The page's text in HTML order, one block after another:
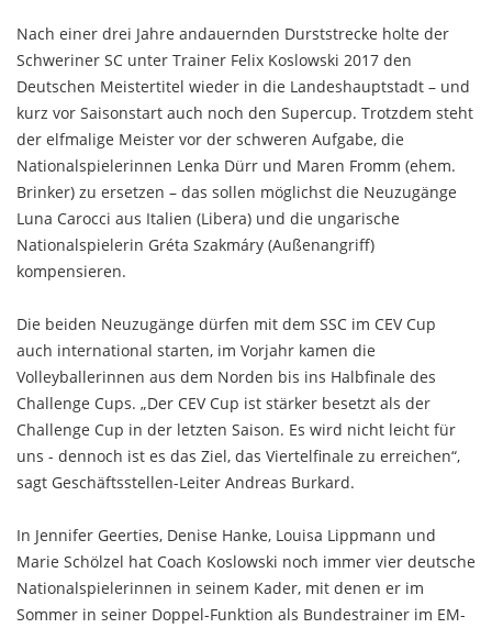
Nach einer drei Jahre andauernden Durststrecke holte der
Schweriner SC unter Trainer Felix Koslowski 2017 den
Deutschen Meistertitel wieder in die Landeshauptstadt – und
kurz vor Saisonstart auch noch den Supercup. Trotzdem steht
der elfmalige Meister vor der schweren Aufgabe, die
Nationalspielerinnen Lenka Dürr und Maren Fromm (ehem.
Brinker) zu ersetzen – das sollen möglichst die Neuzugänge
Luna Carocci aus Italien (Libera) und die ungarische
Nationalspielerin Gréta Szakmáry (Außenangriff)
kompensieren.
Die beiden Neuzugänge dürfen mit dem SSC im CEV Cup
auch international starten, im Vorjahr kamen die
Volleyballerinnen aus dem Norden bis ins Halbfinale des
Challenge Cups. „Der CEV Cup ist stärker besetzt als der
Challenge Cup in der letzten Saison. Es wird nicht leicht für
uns - dennoch ist es das Ziel, das Viertelfinale zu erreichen“,
sagt Geschäftsstellen-Leiter Andreas Burkard.
In Jennifer Geerties, Denise Hanke, Louisa Lippmann und
Marie Schölzel hat Coach Koslowski noch immer vier deutsche
Nationalspielerinnen in seinem Kader, mit denen er im
Sommer in seiner Doppel-Funktion als Bundestrainer im EM-